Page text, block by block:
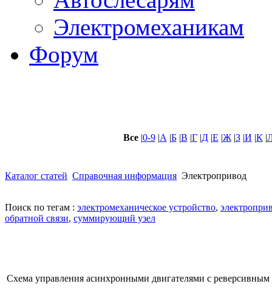
Электромеханикам
Форум
Все|0-9|А |Б|В |Г|Д|Е |Ж|З|И |К|
Каталог статей Справочная информация Электропривод
Поиск по тегам : электромеханическое устройство,
обратной связи, суммирующий узел
Схема управления асинхронными двигателями с